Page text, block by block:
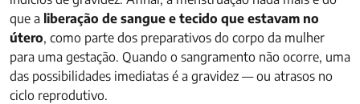
que a liberação de sangue e tecido que estavam no
útero, como parte dos preparativos do corpo da mulher
para uma gestação. Quando o sangramento não ocorre, uma
das possibilidades imediatas é a gravidez — ou atrasos no
ciclo reprodutivo.